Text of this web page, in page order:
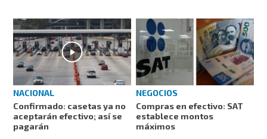
NACIONAL
Confirmado: casetas ya no
aceptarán efectivo; así se
pagarán
NEGOCIOS
Compras en efectivo: SAT
establece montos
máximos